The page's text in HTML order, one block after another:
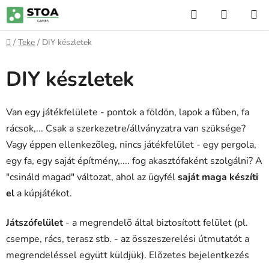
Ugrás
fő
tartalomhoz
KeresésKOSÁR
Kezdőlap
/ Teke / DIY készletek
DIY készletek
Van egy játékfelülete - pontok a földön, lapok a fûben, fa
rácsok,... Csak a szerkezetre/állványzatra van szüksége?
Vagy éppen ellenkezõleg, nincs játékfelület - egy pergola,
egy fa, egy saját építmény,.... fog akasztófaként szolgálni? A
"csináld magad" változat, ahol az ügyfélsaját maga készíti
el a kúpjátékot.
Játszófelület- a megrendelõ által biztosított felület (pl.
csempe, rács, terasz stb. - az összeszerelési útmutatót a
megrendeléssel együtt küldjük). Elõzetes bejelentkezés